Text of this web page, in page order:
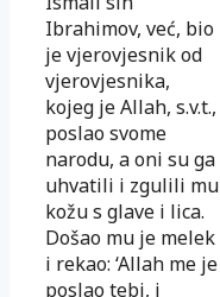
Ibrahimov, već, bio
je vjerovjesnik od
vjerovjesnika,
kojeg je Allah, s.v.t.,
poslao svome
narodu, a oni su ga
uhvatili i zgulili mu
kožu s glave i lica.
Došao mu je melek
i rekao: ‘Allah me je
poslao tebi, i